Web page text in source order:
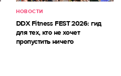
НОВОСТИ
DDX Fitness FEST 2026: гид
для тех, кто не хочет
пропустить ничего